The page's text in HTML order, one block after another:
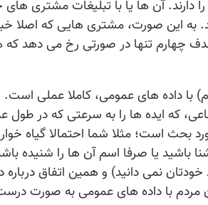
آن ها یا با تبلیغات مشتری های
به این صورت، مشتری هایی که اصلا
چهارم تنها در صورتی رخ می دهد
تک مردم، بلکه اکثریت و بیش از ۵۰ درصد مردم) با داده های عمومی، کاملا عملی است.
که ایده ها را به سرعتی که در طول
بحث است؛ مثلا شما احتمالا گیاه
یا صرفا اسم آن ها را شنیده
نمی دانید) و همین اتفاق درباره
مردم با داده های عمومی به صورت